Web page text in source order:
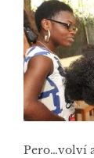
Pero…volví